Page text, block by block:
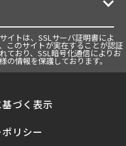
イトは、SSLサーバ証明書によ
このサイトが実在することが認証
ており、SSL暗号化通信によりお
の情報を保護しております。
づく表示
リシー